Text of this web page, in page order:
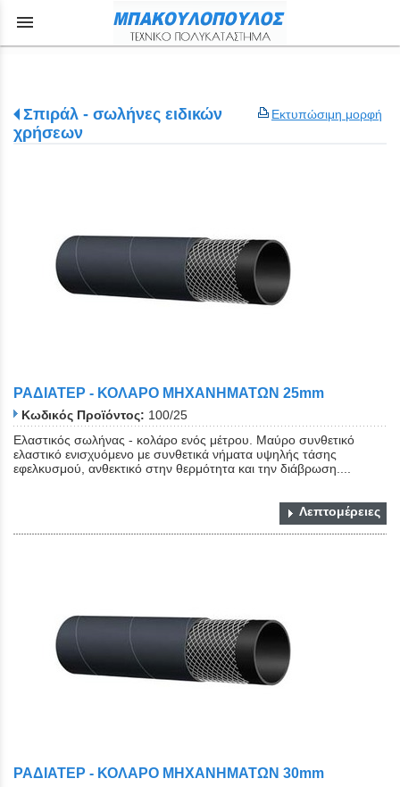
menu
Εκτυπώσιμη μορφή
Σπιράλ - σωλήνες ειδικών
χρήσεων
ΡΑΔΙΑΤΕΡ - ΚΟΛΑΡΟ ΜΗΧΑΝΗΜΑΤΩΝ 25mm
Κωδικός Προϊόντος: 100/25
Ελαστικός σωλήνας - κολάρο ενός μέτρου. Μαύρο συνθετικό
ελαστικό ενισχυόμενο με συνθετικά νήματα υψηλής τάσης
εφελκυσμού, ανθεκτικό στην θερμότητα και την διάβρωση....
Λεπτομέρειες
ΡΑΔΙΑΤΕΡ - ΚΟΛΑΡΟ ΜΗΧΑΝΗΜΑΤΩΝ 30mm